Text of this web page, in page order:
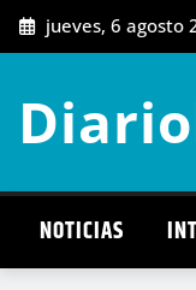
Saltar
al
jueves, 6 agosto
NOTICIAS